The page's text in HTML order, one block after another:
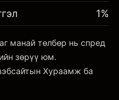
1%
манай төлбөр нь спред
зөрүү юм.
Хураамж ба